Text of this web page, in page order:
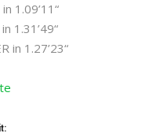
1.09’11“
1.31’49“
in 1.27’23“